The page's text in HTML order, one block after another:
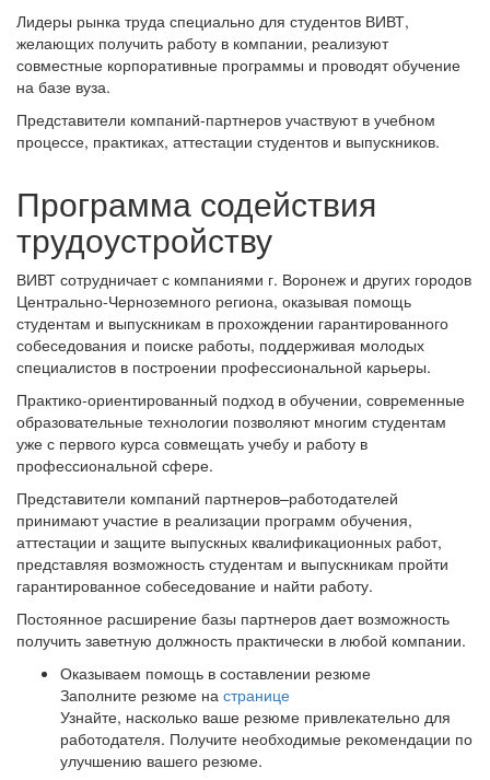
Лидеры рынка труда специально для студентов ВИВТ,
желающих получить работу в компании, реализуют
совместные корпоративные программы и проводят обучение
на базе вуза.
Представители компаний-партнеров участвуют в учебном
процессе, практиках, аттестации студентов и выпускников.
Программа содействия
трудоустройству
ВИВТ сотрудничает с компаниями г. Воронеж и других городов
Центрально-Черноземного региона, оказывая помощь
студентам и выпускникам в прохождении гарантированного
собеседования и поиске работы, поддерживая молодых
специалистов в построении профессиональной карьеры.
Практико-ориентированный подход в обучении, современные
образовательные технологии позволяют многим студентам
уже с первого курса совмещать учебу и работу в
профессиональной сфере.
Представители компаний партнеров–работодателей
принимают участие в реализации программ обучения,
аттестации и защите выпускных квалификационных работ,
представляя возможность студентам и выпускникам пройти
гарантированное собеседование и найти работу.
Постоянное расширение базы партнеров дает возможность
получить заветную должность практически в любой компании.
Оказываем помощь в составлении резюме
Заполните резюме на странице
Узнайте, насколько ваше резюме привлекательно для
работодателя. Получите необходимые рекомендации по
улучшению вашего резюме.